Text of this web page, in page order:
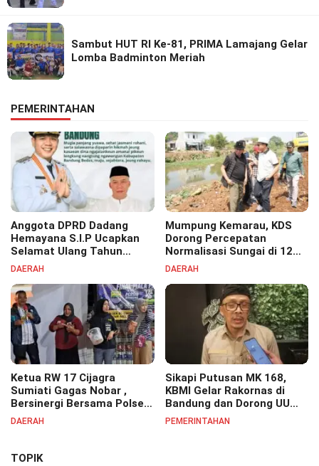
Sambut HUT RI Ke-81, PRIMA Lamajang Gelar
Lomba Badminton Meriah
PEMERINTAHAN
Anggota DPRD Dadang
Hemayana S.I.P Ucapkan
Selamat Ulang Tahun
untuk Bupati Bandung
DAERAH
Mumpung Kemarau, KDS
Dorong Percepatan
Normalisasi Sungai di 12
Kecamatan Tekan Resiko
DAERAH
Ketua RW 17 Cijagra
Sumiati Gagas Nobar ,
Bersinergi Bersama Polsek
Bojongsoang Semarakkan
DAERAH
Sikapi Putusan MK 168,
KBMI Gelar Rakornas di
Bandung dan Dorong UU
Perlindungan Pekerja
PEMERINTAHAN
TOPIK